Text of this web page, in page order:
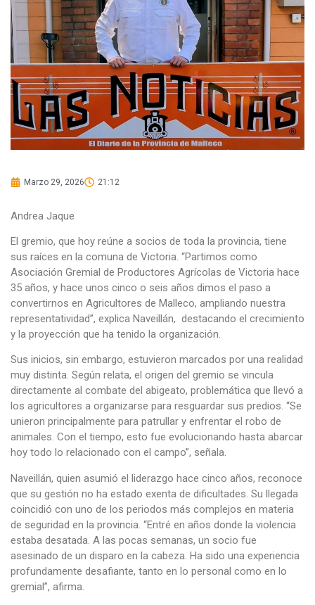
Marzo 29, 2026 21:12
Andrea Jaque
El gremio, que hoy reúne a socios de toda la provincia, tiene
sus raíces en la comuna de Victoria. “Partimos como
Asociación Gremial de Productores Agrícolas de Victoria hace
35 años, y hace unos cinco o seis años dimos el paso a
convertirnos en Agricultores de Malleco, ampliando nuestra
representatividad”, explica Naveillán, destacando el crecimiento
y la proyección que ha tenido la organización.
Sus inicios, sin embargo, estuvieron marcados por una realidad
muy distinta. Según relata, el origen del gremio se vincula
directamente al combate del abigeato, problemática que llevó a
los agricultores a organizarse para resguardar sus predios. “Se
unieron principalmente para patrullar y enfrentar el robo de
animales. Con el tiempo, esto fue evolucionando hasta abarcar
hoy todo lo relacionado con el campo”, señala.
Naveillán, quien asumió el liderazgo hace cinco años, reconoce
que su gestión no ha estado exenta de dificultades. Su llegada
coincidió con uno de los periodos más complejos en materia
de seguridad en la provincia. “Entré en años donde la violencia
estaba desatada. A las pocas semanas, un socio fue
asesinado de un disparo en la cabeza. Ha sido una experiencia
profundamente desafiante, tanto en lo personal como en lo
gremial”, afirma.